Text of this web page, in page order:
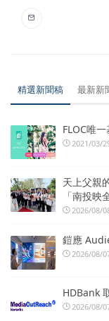
精選新聞稿 最新新
FLOC唯
2021/03/
天上父親
「南投映
2026/08/
鎧應
2026/08/
HDBank
2026/08/